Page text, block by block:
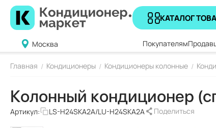
КАТАЛОГ
Москва Покупателям
Главная / Кондиционеры / Кондиционеры колонные /
Колонный кондиционер
Артикул: LS-H24SKA2A/LU-H24SKA2A Поделиться